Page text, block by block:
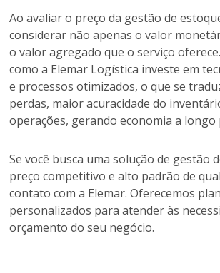
Ao avaliar o preço da gestão de
considerar não apenas o valor
o valor agregado que o serviço
como a Elemar Logística investe em
e processos otimizados, o que se
perdas, maior acuracidade do
operações, gerando economia a longo
Se você busca uma solução de gestão
preço competitivo e alto padrão de
contato com a Elemar. Oferecemos
personalizados para atender às
orçamento do seu negócio.